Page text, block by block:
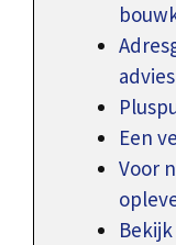
Een
Voor